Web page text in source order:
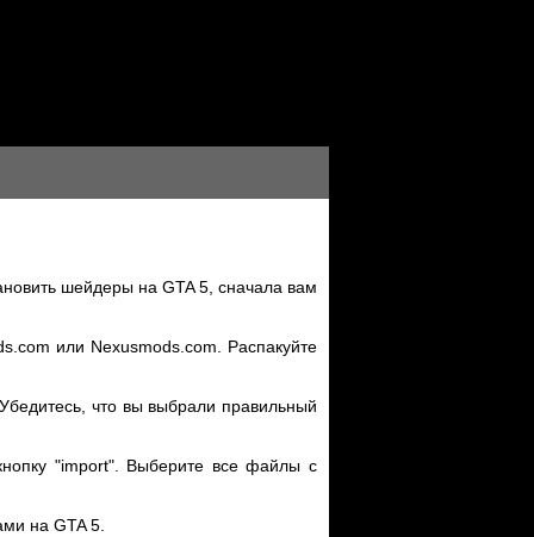
шейдеры на GTA 5, сначала вам
или Nexusmods.com. Распакуйте
что вы выбрали правильный
"import". Выберите все файлы с
на GTA 5.